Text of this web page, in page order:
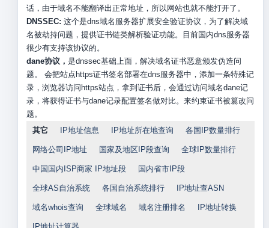
话，由于域名不能翻译出正常地址，所以网站也就不能打开了。
DNSSEC: 这个是dns域名服务器扩展安全验证协议，为了解决域
名被劫持问题，提供证书链类解析验证功能。目前国内dns服务器
很少有支持该协议的。
dane协议， 是dnssec基础上面，解决域名证书恶意颁发伪造问
题。 会把站点https证书签名部署在dns服务器中，添加一条特殊记
录，浏览器访问https站点，拿到证书后，会通过访问域名dane记
录，将获得证书与dane记录配置签名做对比。来约束证书被篡改问
题。
其它
IP地址信息 IP地址所在地查询 各国IP数量排行
网络公司IP地址 国家及地区IP段查询 全球IP数量排行
中国国内ISP商家 IP地址段 国内省市IP段
全球AS自治系统 各国自治系统排行 IP地址查ASN
域名whois查询 全球域名 域名注册排名 IP地址转换